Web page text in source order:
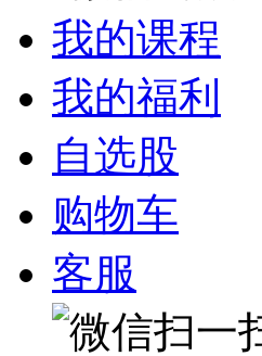
我的课程
我的福利
自选股
购物车
客服